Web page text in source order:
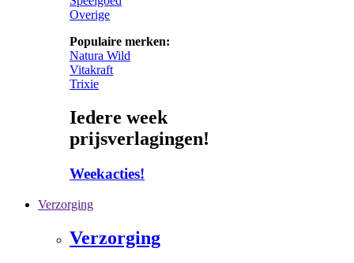
Overige
Populaire merken:
Natura Wild
Vitakraft
Trixie
Iedere week
prijsverlagingen!
Weekacties!
Verzorging
Verzorging